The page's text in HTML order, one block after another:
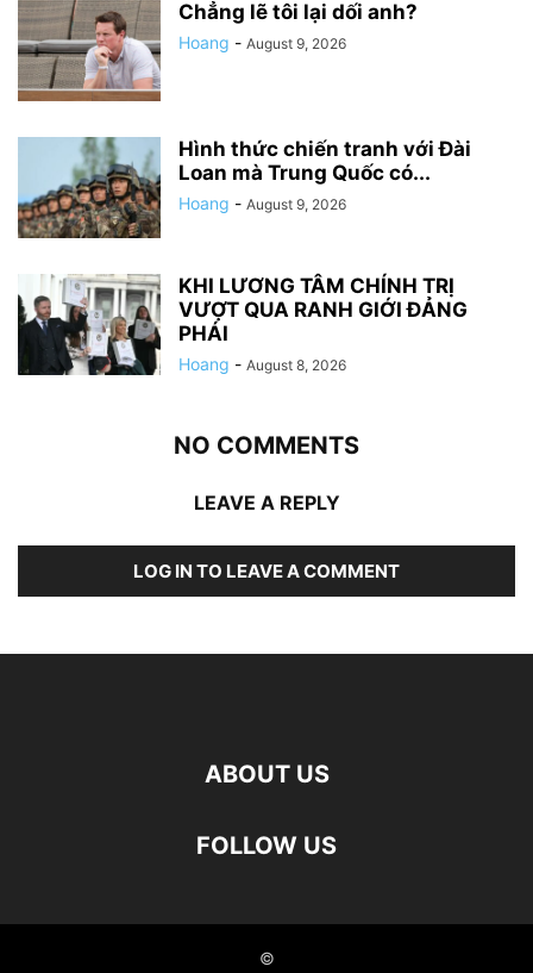
Chẳng lẽ tôi lại dối anh?
Hoang - August 9, 2026
Hình thức chiến tranh với Đài
Loan mà Trung Quốc có...
Hoang - August 9, 2026
KHI LƯƠNG TÂM CHÍNH TRỊ
VƯỢT QUA RANH GIỚI ĐẢNG
PHÁI
Hoang - August 8, 2026
NO COMMENTS
LEAVE A REPLY
LOG IN TO LEAVE A COMMENT
ABOUT US
FOLLOW US
©